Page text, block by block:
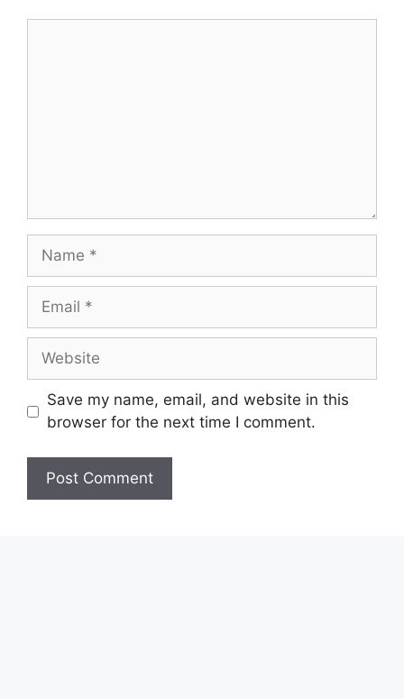
Name
Email
Website
Save my name, email, and website in this
browser for the next time I comment.